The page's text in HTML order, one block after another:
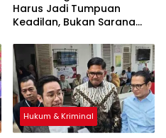
Harus Jadi Tumpuan
Keadilan, Bukan Sarana
Hukum & Kriminal